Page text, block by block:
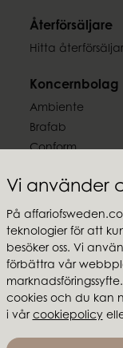
Vi använder
På
teknologier för att
besöker oss. Vi
förbättra vår
cookies och du kan
i vår cookiepolicy
Återförsäljare
Hitta
Koncernbolag
Ambiente
Brafab
Conform
MTI
Följ oss
Affari of
Om oss